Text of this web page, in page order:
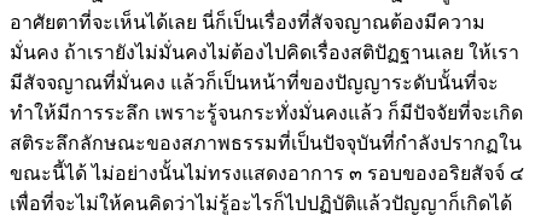
อาศัยตาที่จะเห็นได้เลย นี่ก็เป็นเรื่องที่สัจจญาณต้องมีความ
มั่นคง ถ้าเรายังไม่มั่นคงไม่ต้องไปคิดเรื่องสติปัฏฐานเลย ให้เรา
มีสัจจญาณที่มั่นคง แล้วก็เป็นหน้าที่ของปัญญาระดับนั้นที่จะ
ทำให้มีการระลึก เพราะรู้จนกระทั่งมั่นคงแล้ว ก็มีปัจจัยที่จะเกิด
สติระลึกลักษณะของสภาพธรรมที่เป็นปัจจุบันที่กำลังปรากฏใน
ขณะนี้ได้ ไม่อย่างนั้นไม่ทรงแสดงอาการ ๓ รอบของอริยสัจจ์ ๔
เพื่อที่จะไม่ให้คนคิดว่าไม่รู้อะไรก็ไปปฏิบัติแล้วปัญญาก็เกิดได้